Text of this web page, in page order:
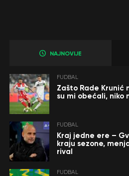
NAJNOVIJE
FUDBAL
Zašto Rade Krunić
su mi obećali, niko
FUDBAL
Kraj jedne ere –
kraju sezone,
rival
FUDBAL